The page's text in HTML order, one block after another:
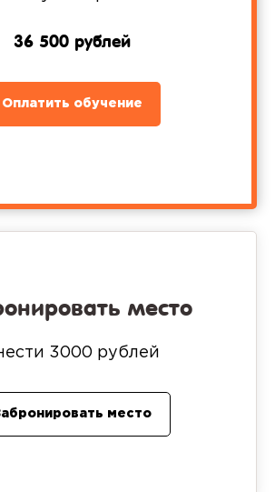
36 500 рублей
Оплатить обучение
место
3000 рублей
место